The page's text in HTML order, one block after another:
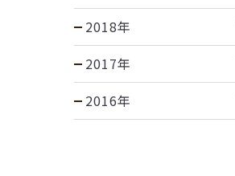
2018年
2017年
2016年